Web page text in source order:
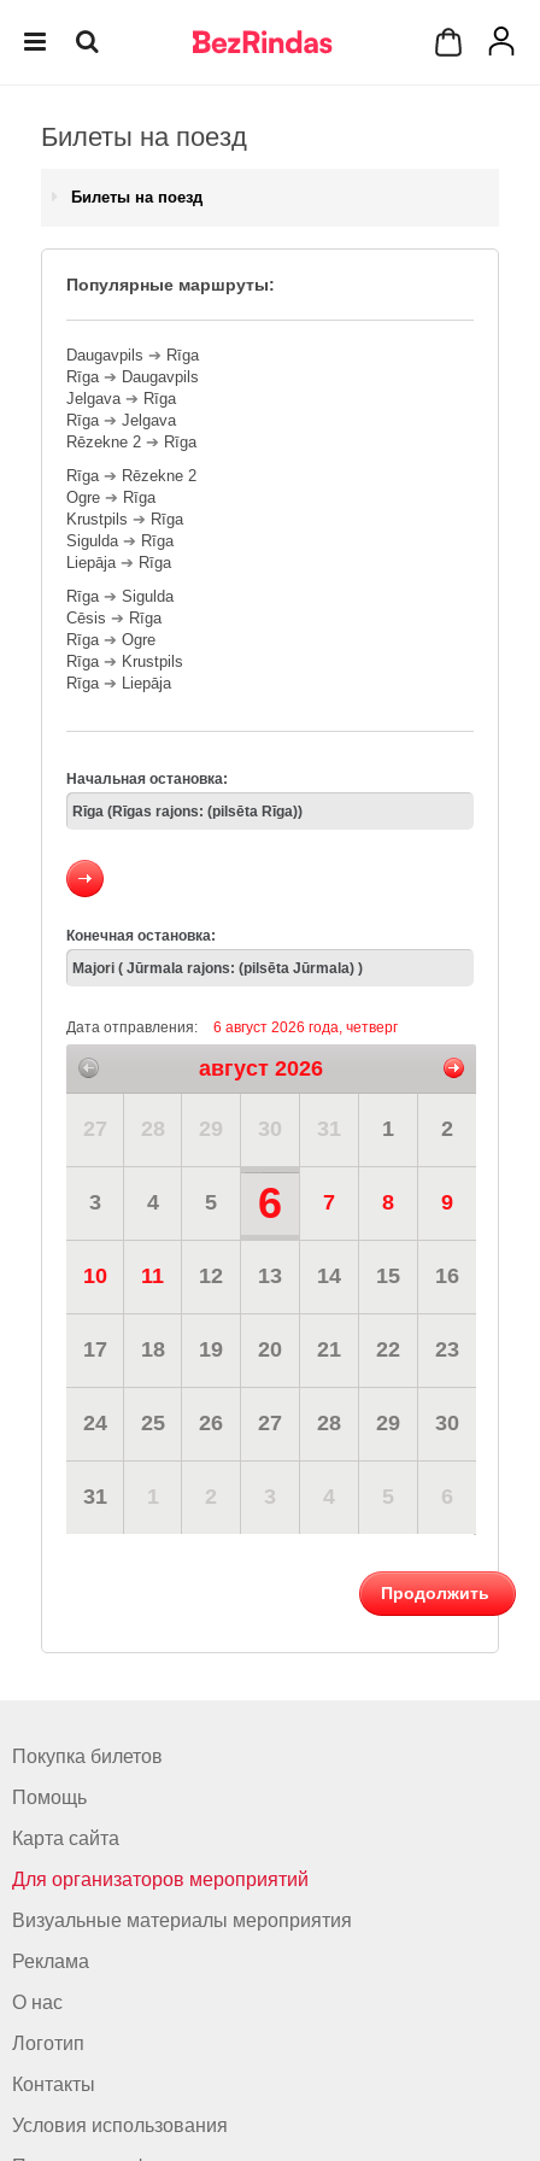
Билеты на поезд
Билеты на поезд
Популярные маршруты:
Daugavpils ➔ Rīga
Rīga➔ Daugavpils
Jelgava➔ Rīga
Rīga➔ Jelgava
Rēzekne 2 ➔ Rīga
Rīga➔ Rēzekne 2
Ogre ➔ Rīga
Krustpils ➔ Rīga
Sigulda➔ Rīga
Liepāja➔ Rīga
Rīga➔ Sigulda
Cēsis ➔ Rīga
Rīga➔ Ogre
Rīga➔ Krustpils
Rīga➔ Liepāja
Начальная остановка:
Конечная остановка:
Дата отправления: 6 август 2026 года, четверг
август 2026
27 28 29 30 31 1 2
3 4 5 6 7 8 9
10 11 12 13 14 15 16
17 18 19 20 21 22 23
24 25 26 27 28 29 30
31 1 2 3 4 5 6
Продолжить
Покупка билетов
Помощь
Карта сайта
Для организаторов мероприятий
Визуальные материалы мероприятия
Реклама
О нас
Логотип
Контакты
Условия использования